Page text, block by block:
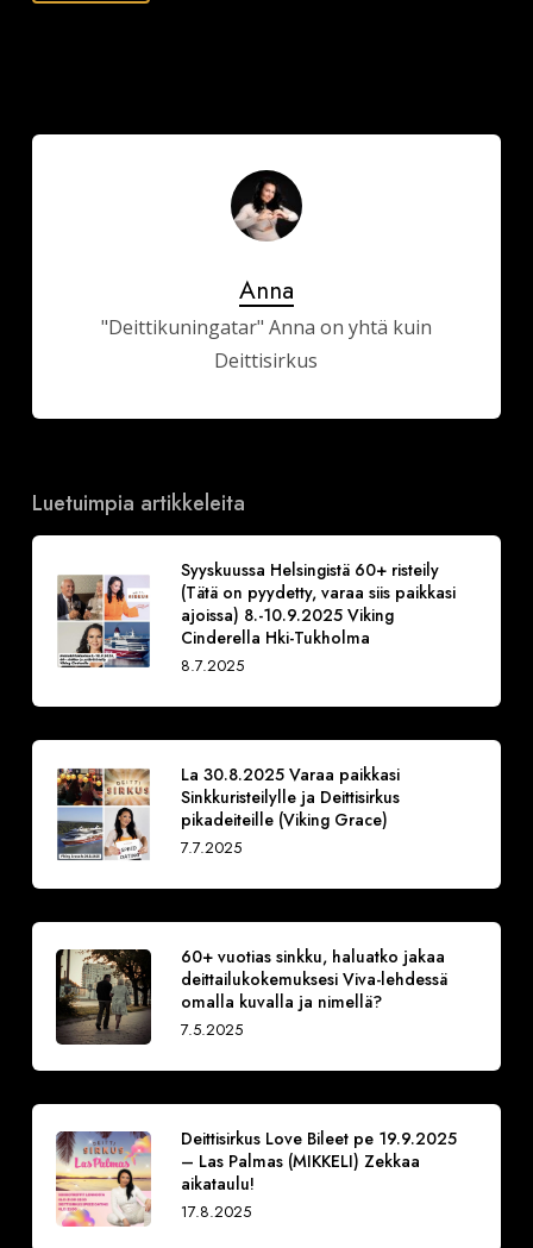
Anna
"Deittikuningatar" Anna on yhtä kuin
Deittisirkus
Luetuimpia artikkeleita
Syyskuussa Helsingistä 60+ risteily
(Tätä on pyydetty, varaa siis paikkasi
ajoissa) 8.-10.9.2025 Viking
Cinderella Hki-Tukholma
8.7.2025
La 30.8.2025 Varaa paikkasi
Sinkkuristeilylle ja Deittisirkus
pikadeiteille (Viking Grace)
7.7.2025
60+ vuotias sinkku, haluatko jakaa
deittailukokemuksesi Viva-lehdessä
omalla kuvalla ja nimellä?
7.5.2025
Deittisirkus Love Bileet pe 19.9.2025
– Las Palmas (MIKKELI) Zekkaa
aikataulu!
17.8.2025